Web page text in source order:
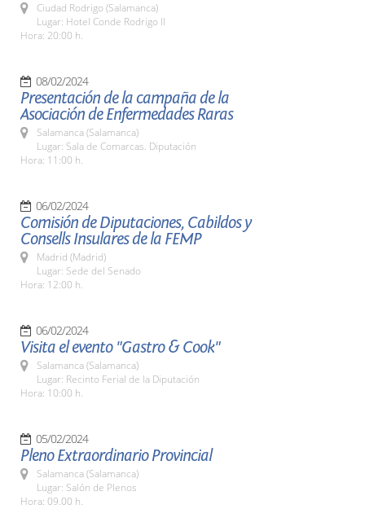
Ciudad Rodrigo (Salamanca)
Lugar: Hotel Conde Rodrigo II
Hora: 20:00 h.
08/02/2024
Presentación de la campaña de la
Asociación de Enfermedades Raras
Salamanca (Salamanca)
Lugar: Sala de Comarcas. Diputación
Hora: 11:00 h.
06/02/2024
Comisión de Diputaciones, Cabildos y
Consells Insulares de la FEMP
Madrid (Madrid)
Lugar: Sede del Senado
Hora: 12:00 h.
06/02/2024
Visita el evento "Gastro & Cook"
Salamanca (Salamanca)
Lugar: Recinto Ferial de la Diputación
Hora: 10:00 h.
05/02/2024
Pleno Extraordinario Provincial
Salamanca (Salamanca)
Lugar: Salón de Plenos
Hora: 09.00 h.